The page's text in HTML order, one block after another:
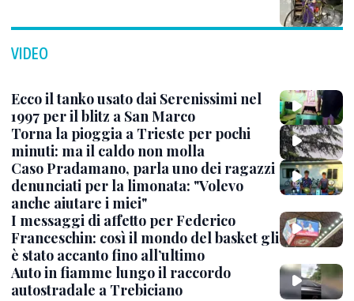
VIDEO
Ecco il tanko usato dai Serenissimi nel
1997 per il blitz a San Marco
Torna la pioggia a Trieste per pochi
minuti: ma il caldo non molla
Caso Pradamano, parla uno dei ragazzi
denunciati per la limonata: "Volevo
anche aiutare i miei"
I messaggi di affetto per Federico
Franceschin: così il mondo del basket gli
è stato accanto fino all’ultimo
Auto in fiamme lungo il raccordo
autostradale a Trebiciano